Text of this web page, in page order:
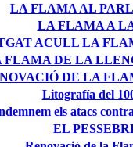
LA FLAMA AL
LA FLAMA A
ACULL LA
FLAMA DE LA
DE LA
Litografía del
els atacs
EL